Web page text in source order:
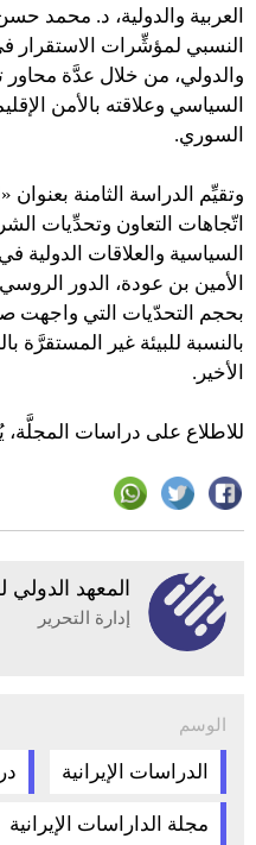
العربية والدولية، د. محمد
النسبي لمؤشِّرات الاستقرار
والدولي، من خلال عدَّة محاور
السياسي وعلاقته بالأمن
السوري.
وتقيِّم الدراسة الثامنة بعنوان
اتّجاهات التعاون وتحدِّيات
السياسية والعلاقات الدولية
الأمين بن عودة، الدور
بحجم التحدّيات التي واجهت
بالنسبة للبيئة غير المستقرَّة
الأخير.
للاطلاع على دراسات
المعهد الدولي
إدارة التحرير
الوسم
الدراسات الإيرانية
مجلة الداراسات الإيرانية